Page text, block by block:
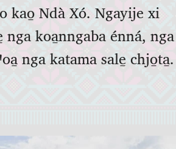
kao̱ Ndà Xó. Ngayije xi
koa̱nngaba énná, nga
nga katama sale̱ chjo̱ta̱.